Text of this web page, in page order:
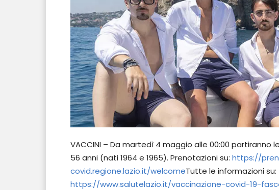
VACCINI – Da martedì 4 maggio alle 00:00 partiranno
56 anni (nati 1964 e 1965). Prenotazioni su: https://
covid.regione.lazio.it/welcomeTutte le informazioni su:
https://www.salutelazio.it/vaccinazione-covid-19-